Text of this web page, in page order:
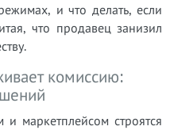
и что делать, если
что продавец занизил
комиссию:
маркетплейсом строятся